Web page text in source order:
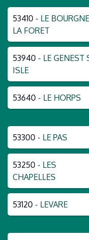
53410 - LE
LA FORET
53940 - LE GENEST
ISLE
53640 - LE HORPS
53300 - LE PAS
53250 - LES
CHAPELLES
53120 - LEVARE